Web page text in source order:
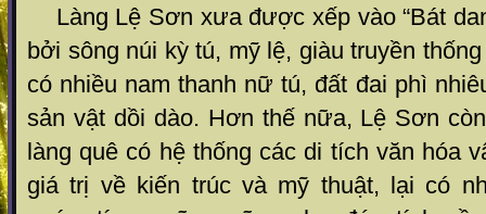
Làng Lệ Sơn xưa được xếp vào “Bát
bởi sông núi kỳ tú, mỹ lệ, giàu truyền
có nhiều nam thanh nữ tú, đất đai phì
sản vật dồi dào. Hơn thế nữa, Lệ Sơn
làng quê có hệ thống các di tích văn hóa
giá trị về kiến trúc và mỹ thuật, lại có